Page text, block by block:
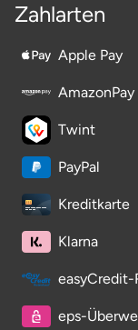
Zahlarten
Apple Pay
AmazonPay
Twint
PayPal
Kreditkarte
Klarna
easyCredit-
eps-